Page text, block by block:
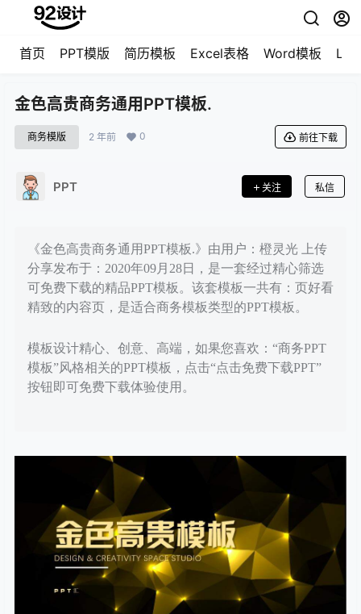
首页 PPT模版 简历模板 Excel表格 Word模板
金色高贵商务通用PPT模板.
商务模版 2 年前 0 前往下载
PPT 关注 私信
《金色高贵商务通用PPT模板.》由用户：橙灵光 上传
分享发布于：2020年09月28日，是一套经过精心筛选
可免费下载的精品PPT模板。该套模板一共有：页好看
精致的内容页，是适合商务模板类型的PPT模板。
模板设计精心、创意、高端，如果您喜欢：“商务PPT
模板”风格相关的PPT模板，点击“点击免费下载PPT”
按钮即可免费下载体验使用。